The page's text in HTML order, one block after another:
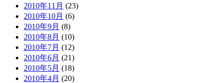
2010年11月 (23)
2010年10月 (6)
2010年9月 (8)
2010年8月 (10)
2010年7月 (12)
2010年6月 (21)
2010年5月 (18)
2010年4月 (20)